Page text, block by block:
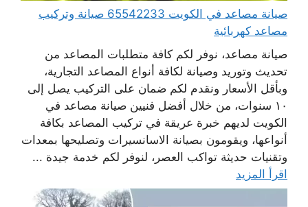
صيانة مصاعد في الكويت 65542233 صيانة وتركيب
مصاعد كهربائية
صيانة مصاعد، نوفر لكم كافة متطلبات المصاعد من
تحديث وتوريد وصيانة لكافة أنواع المصاعد التجارية،
وبأقل الأسعار ونقدم لكم ضمان على التركيب يصل إلى
١٠ سنوات، من خلال أفضل فنيين صيانة مصاعد في
الكويت لديهم خبرة عريقة في تركيب المصاعد بكافة
أنواعها، ويقومون بصيانة الاسانسيرات وتصليحها بمعدات
وتقنيات حديثة تواكب العصر، لنوفر لكم خدمة جيدة ...
اقرأ المزيد